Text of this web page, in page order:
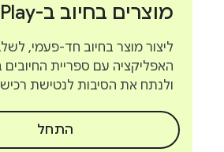
מוצרים בחיוב ב-Play
ליצור מוצר בחיוב חד-פעמי,
ולנתח את הסיבות לנטישת
התחל